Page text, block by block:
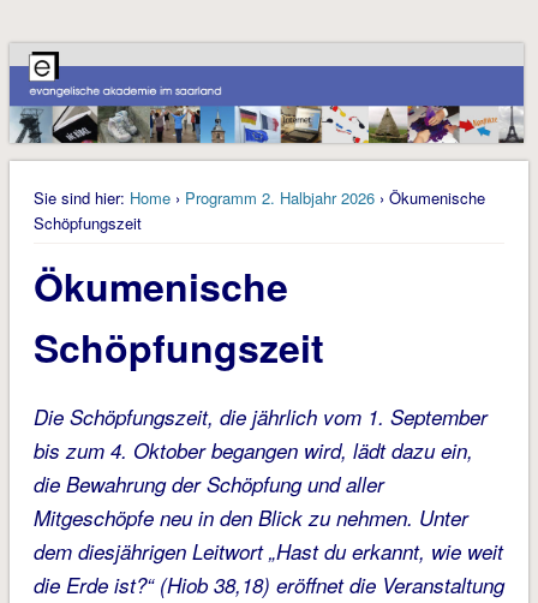
Sie sind hier: Home› Programm 2. Halbjahr 2026› Ökumenische
Schöpfungszeit
Ökumenische
Schöpfungszeit
Die Schöpfungszeit, die jährlich vom 1. September
bis zum 4. Oktober begangen wird, lädt dazu ein,
die Bewahrung der Schöpfung und aller
Mitgeschöpfe neu in den Blick zu nehmen. Unter
dem diesjährigen Leitwort „Hast du erkannt, wie weit
die Erde ist?“ (Hiob 38,18) eröffnet die Veranstaltung